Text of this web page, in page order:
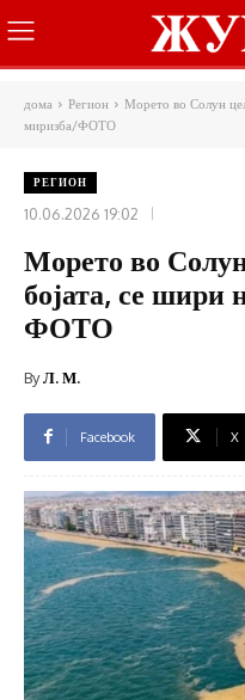
дома Регион
Морето во Солун
миризба/ФОТО
РЕГИОН
10.06.2026 19:02
Морето во
бојата, се шири
ФОТО
ByЛ. М.
Facebook X